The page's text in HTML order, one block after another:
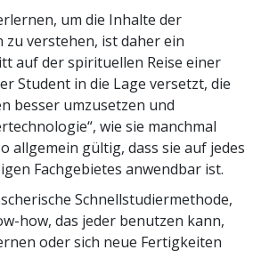
um die Inhalte der
zu verstehen, ist daher ein
auf der spirituellen Reise einer
Student in die Lage versetzt, die
besser umzusetzen und
wie sie manchmal
allgemein gültig, dass sie auf jedes
Fachgebietes anwendbar ist.
Schnellstudiermethode,
how, das jeder benutzen kann,
oder sich neue Fertigkeiten